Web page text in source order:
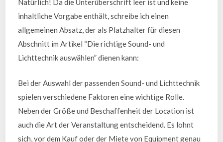
Natürlich! Da die Unterüberschrift leer ist und keine
inhaltliche Vorgabe enthält, schreibe ich einen
allgemeinen Absatz, der als Platzhalter für diesen
Abschnitt im Artikel “Die richtige Sound- und
Lichttechnik auswählen” dienen kann:
Bei der Auswahl der passenden Sound- und Lichttechnik
spielen verschiedene Faktoren eine wichtige Rolle.
Neben der Größe und Beschaffenheit der Location ist
auch die Art der Veranstaltung entscheidend. Es lohnt
sich, vor dem Kauf oder der Miete von Equipment genau